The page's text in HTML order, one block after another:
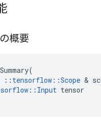
概要
(
:: tensorflow ::Scope &
:: Input tensor